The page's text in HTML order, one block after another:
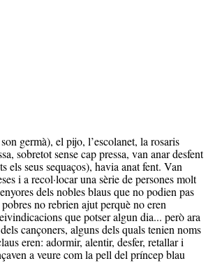
germà), el pijo, l’escolanet, la rosaris
sobretot sense cap pressa, van anar desfent
seus sequaços), havia anat fent. Van
i a recol·locar una sèrie de persones molt
dels nobles blaus que no podien pas
no rebrien ajut perquè no eren
que potser algun dia... però ara
cançoners, alguns dels quals tenien noms
eren: adormir, alentir, desfer, retallar i
a veure com la pell del príncep blau